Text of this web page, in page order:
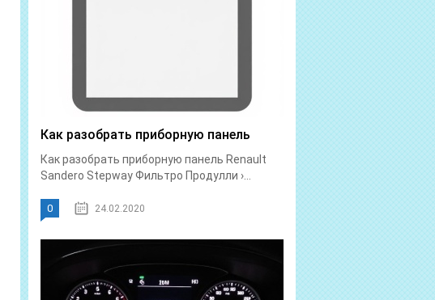
Как разобрать приборную панель
Как разобрать приборную панель Renault
Sandero Stepway Фильтро Продулли ›...
0 24.02.2020